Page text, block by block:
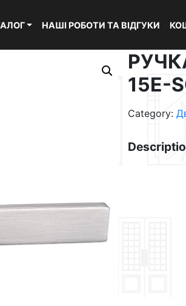
НАШІ РОБОТИ ТА ВІДГУКИ
15E-
Category: